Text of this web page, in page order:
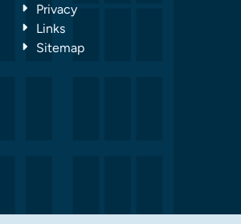
Privacy
Links
Sitemap